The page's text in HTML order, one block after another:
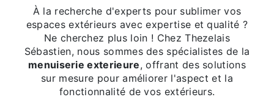
À la recherche d'experts pour sublimer vos
espaces extérieurs avec expertise et qualité ?
Ne cherchez plus loin ! Chez Thezelais
Sébastien, nous sommes des spécialistes de la
menuiserie exterieure, offrant des solutions
sur mesure pour améliorer l'aspect et la
fonctionnalité de vos extérieurs.